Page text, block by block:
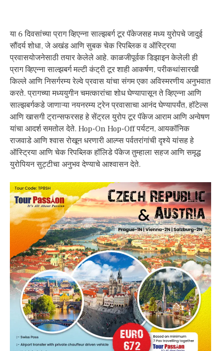
या 6 दिवसांच्या प्राग व्हिएन्ना साल्झबर्ग टूर पॅकेजसह मध्य युरोपचे जादुई
सौंदर्य शोधा, जे अखंड आणि सुबक चेक रिपब्लिक व ऑस्ट्रिया
प्रवासयोजनेसाठी तयार केलेले आहे. काळजीपूर्वक डिझाइन केलेली ही
प्राग व्हिएन्ना साल्झबर्ग मल्टी कंट्री टूर शाही आकर्षण, परीकथांसारखी
किल्ले आणि निसर्गरम्य रेल्वे प्रवास यांचा संगम एका अविस्मरणीय अनुभवात
करते. प्रागच्या मध्ययुगीन चमत्कारांचा शोध घेण्यापासून ते व्हिएन्ना आणि
साल्झबर्गकडे जाणाऱ्या नयनरम्य ट्रेन प्रवासाचा आनंद घेण्यापर्यंत, हॉटेल्स
आणि खासगी ट्रान्सफरसह हे सेंट्रल युरोप टूर पॅकेज आराम आणि अन्वेषण
यांचा आदर्श समतोल देते. Hop-On Hop-Off पर्यटन, आयकॉनिक
राजवाडे आणि श्वास रोखून धरणारी आल्प्स पर्वतरांगांची दृश्ये यांसह हे
ऑस्ट्रिया आणि चेक रिपब्लिक हॉलिडे पॅकेज तुम्हाला सहज आणि समृद्ध
युरोपियन सुट्टीचा अनुभव देण्याचे आश्वासन देते.